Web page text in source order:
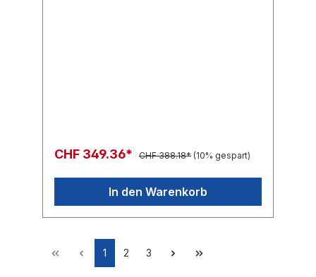
CHF 349.36* CHF 388.18* (10% gespart)
In den Warenkorb
1 2 3